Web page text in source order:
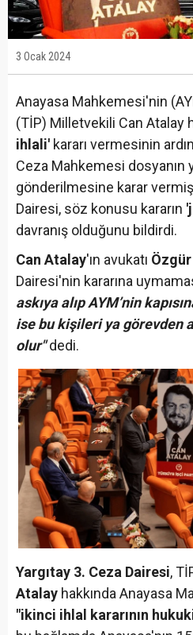
3 Ocak 2024
Anayasa Mahkemesi'nin
(TİP) Milletvekili Can Atalay
ihlali' kararı vermesinin
Ceza Mahkemesi dosyanın
gönderilmesine karar
Dairesi, söz konusu kararın
davranış olduğunu bildirdi.
Can Atalay'ın avukatı
Dairesi'nin kararına
askıya alıp AYM’nin
ise bu kişileri ya görevden
olur"dedi.
Yargıtay 3. Ceza Dairesi,
Atalay hakkında Anayasa
"ikinci ihlal kararının